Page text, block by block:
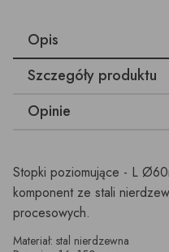
Opis
Szczegóły produktu
Opinie
Stopki poziomujące - L
komponent ze stali
procesowych.
Materiał: stal nierdzewna